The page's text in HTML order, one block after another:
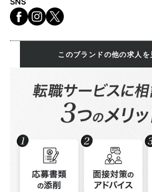
このブランドの他の求人を